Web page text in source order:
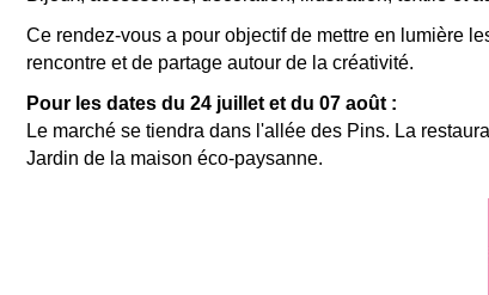
Ce rendez-vous a pour objectif de mettre en lumière
rencontre et de partage autour de la créativité.
Pour les dates du 24 juillet et du 07 août :
Le marché se tiendra dans l'allée des Pins. La
Jardin de la maison éco-paysanne.